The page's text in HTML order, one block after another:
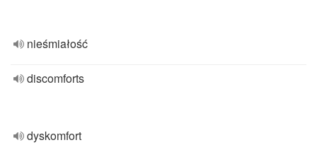
nieśmiałość
discomforts
dyskomfort